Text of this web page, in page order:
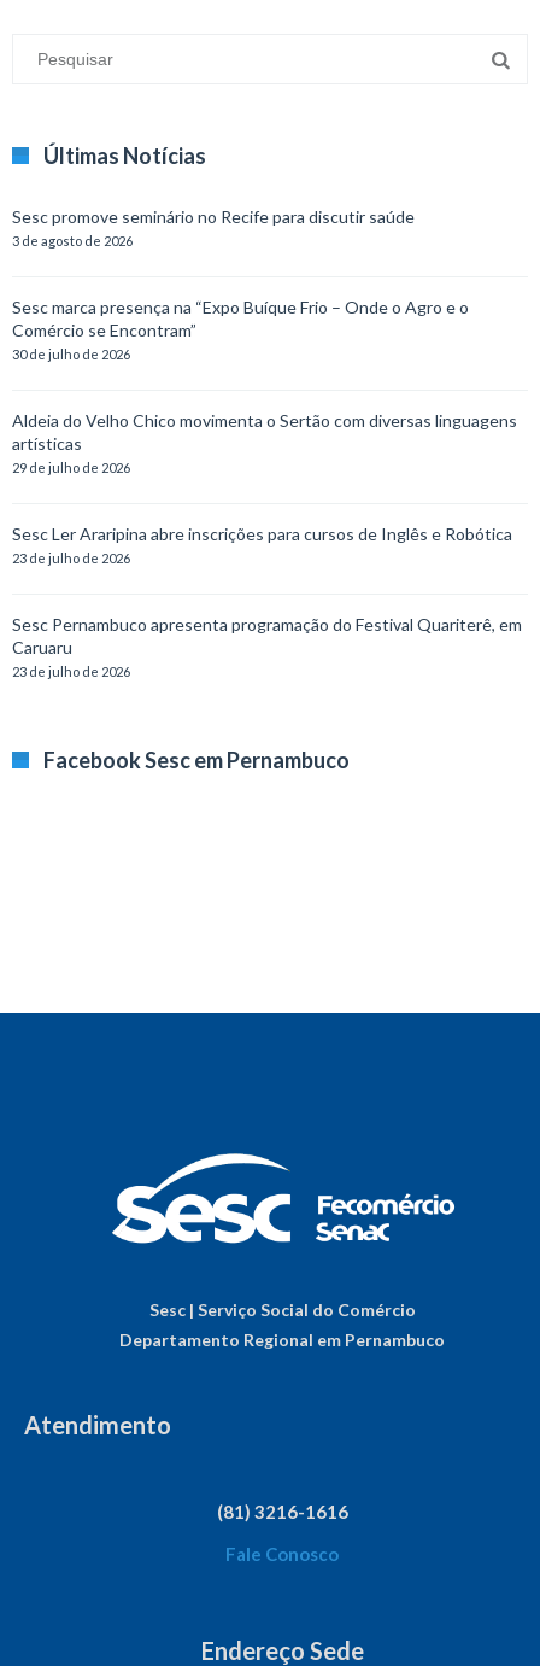
Últimas Notícias
Sesc promove seminário no Recife para discutir saúde
3 de agosto de 2026
Sesc marca presença na “Expo Buíque Frio – Onde o Agro e o
Comércio se Encontram”
30 de julho de 2026
Aldeia do Velho Chico movimenta o Sertão com diversas linguagens
artísticas
29 de julho de 2026
Sesc Ler Araripina abre inscrições para cursos de Inglês e Robótica
23 de julho de 2026
Sesc Pernambuco apresenta programação do Festival Quariterê, em
Caruaru
23 de julho de 2026
Facebook Sesc em Pernambuco
Sesc | Serviço Social do Comércio
Departamento Regional em Pernambuco
Atendimento
(81) 3216-1616
Fale Conosco
Endereço Sede